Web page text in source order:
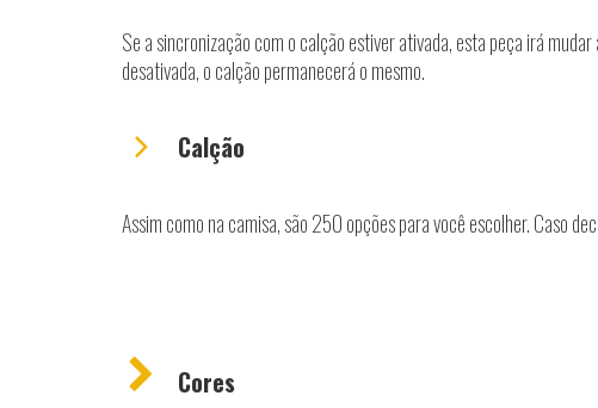
Se a sincronização com o calção estiver ativada, esta peça irá
desativada, o calção permanecerá o mesmo.
Calção
Assim como na camisa, são 250 opções para você escolher. Caso
Cores